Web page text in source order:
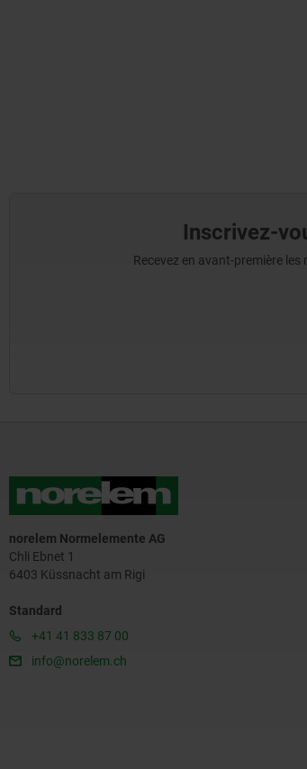
Inscrivez-
Recevez en avant-première
norelem Normelemente AG
Chli Ebnet 1
6403 Küssnacht am Rigi
Standard
+41 41 833 87 00
info@norelem.ch